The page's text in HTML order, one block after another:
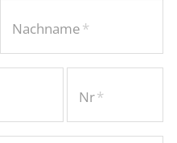
Nachname*
Nr*